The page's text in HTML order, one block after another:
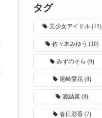
タグ
美少女アイドル(21)
佐々木みゆう (10)
みずのそら (9)
尾崎愛花(8)
源結菜(8)
春日彩香(7)